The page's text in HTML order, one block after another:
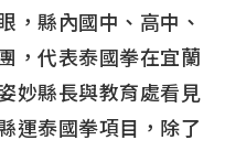
，縣內國中、高中、
，代表泰國拳在宜蘭
妙縣長與教育處看見
運泰國拳項目，除了